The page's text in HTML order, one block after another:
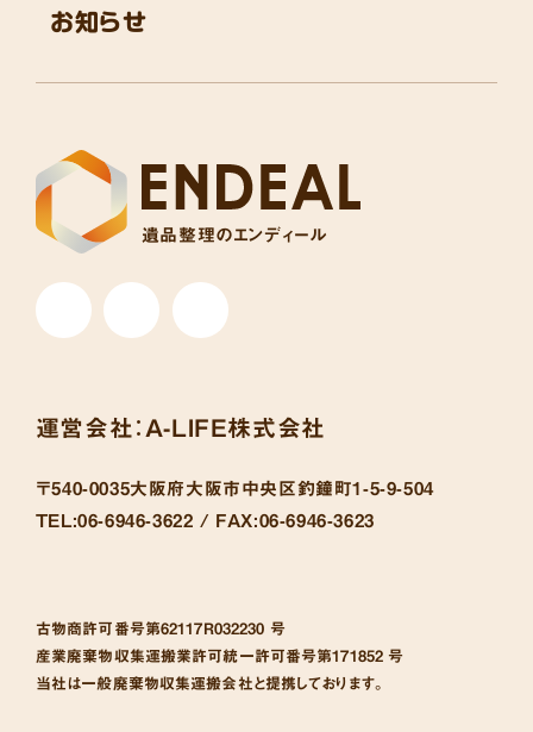
遺品整理のエンディール
お知らせ
運営会社： A-LIFE株式会社
〒540-0035大阪府大阪市中央区釣鐘町1-5-9-504
TEL:06-6946-3622 / FAX:06-6946-3623
古物商許可番号第62117R032230 号
産業廃棄物収集運搬業許可統一許可番号第171852 号
当社は一般廃棄物収集運搬会社と提携しております。